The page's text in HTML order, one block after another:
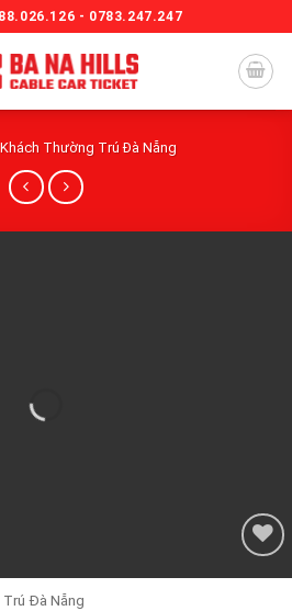
- 0783.247.247
Khách Thường Trú Đà Nẵng
Add to
Đà Nẵng